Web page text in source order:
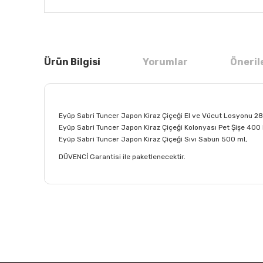
Ürün Bilgisi Yorumlar
Eyüp Sabri Tuncer Japon Kiraz Çiçeği El ve Vücut Losyonu
Eyüp Sabri Tuncer Japon Kiraz Çiçeği Kolonyası Pet Şişe 400
Eyüp Sabri Tuncer Japon Kiraz Çiçeği Sıvı Sabun 500 ml,
DÜVENCİ Garantisi ile paketlenecektir.